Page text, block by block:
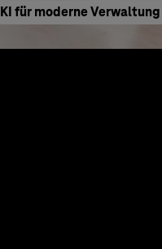
KI für moderne Verwaltung